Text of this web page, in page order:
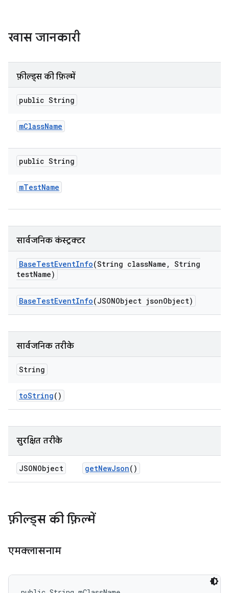
खास जानकारी
फ़ील्ड्स की फ़िल्में
public String
mClassName
public String
mTestName
सार्वजनिक कंस्ट्रक्टर
BaseTestEventInfo(String className , String
testName)
BaseTestEventInfo(JSONObject jsonObject)
सार्वजनिक तरीके
String
toString()
सुरक्षित तरीके
JSONObject getNewJson()
फ़ील्ड्स की फ़िल्में
एमक्लासनाम